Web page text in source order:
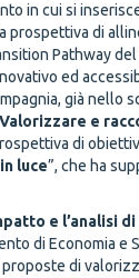
in cui si
prospettiva di
Pathway
ed
già nello
Valorizzare e
di
luce”, che ha
e l’analisi
di Economia e
di